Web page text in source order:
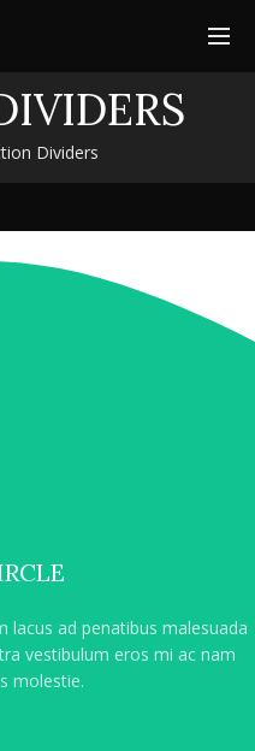
Dividers
lacus ad penatibus malesuada
vestibulum eros mi ac nam
molestie.